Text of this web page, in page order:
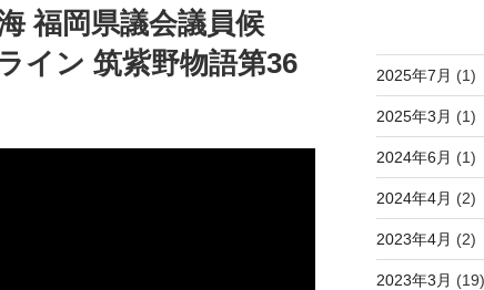
福岡県議会議員候
ン 筑紫野物語第36
2025年7月 (1)
2025年3月 (1)
2024年6月 (1)
2024年4月 (2)
2023年4月 (2)
2023年3月 (19)